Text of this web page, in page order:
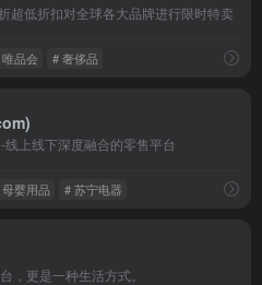
超低折扣对全球各大品牌进行限时特卖
品会 # 奢侈品
上线下深度融合的零售平台
婴用品 # 苏宁电器
，更是一种生活方式。